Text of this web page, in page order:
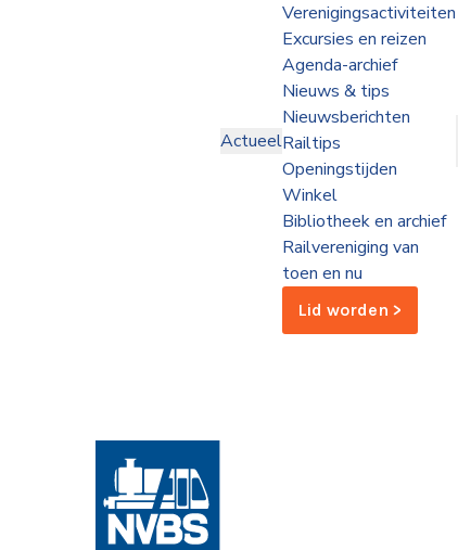
Actueel
Verenigingsactiviteiten
Excursies en reizen
Agenda-archief
Nieuws & tips
Nieuwsberichten
Railtips
Openingstijden
Winkel
Bibliotheek en archief
Railvereniging van
toen en nu
Lid worden >